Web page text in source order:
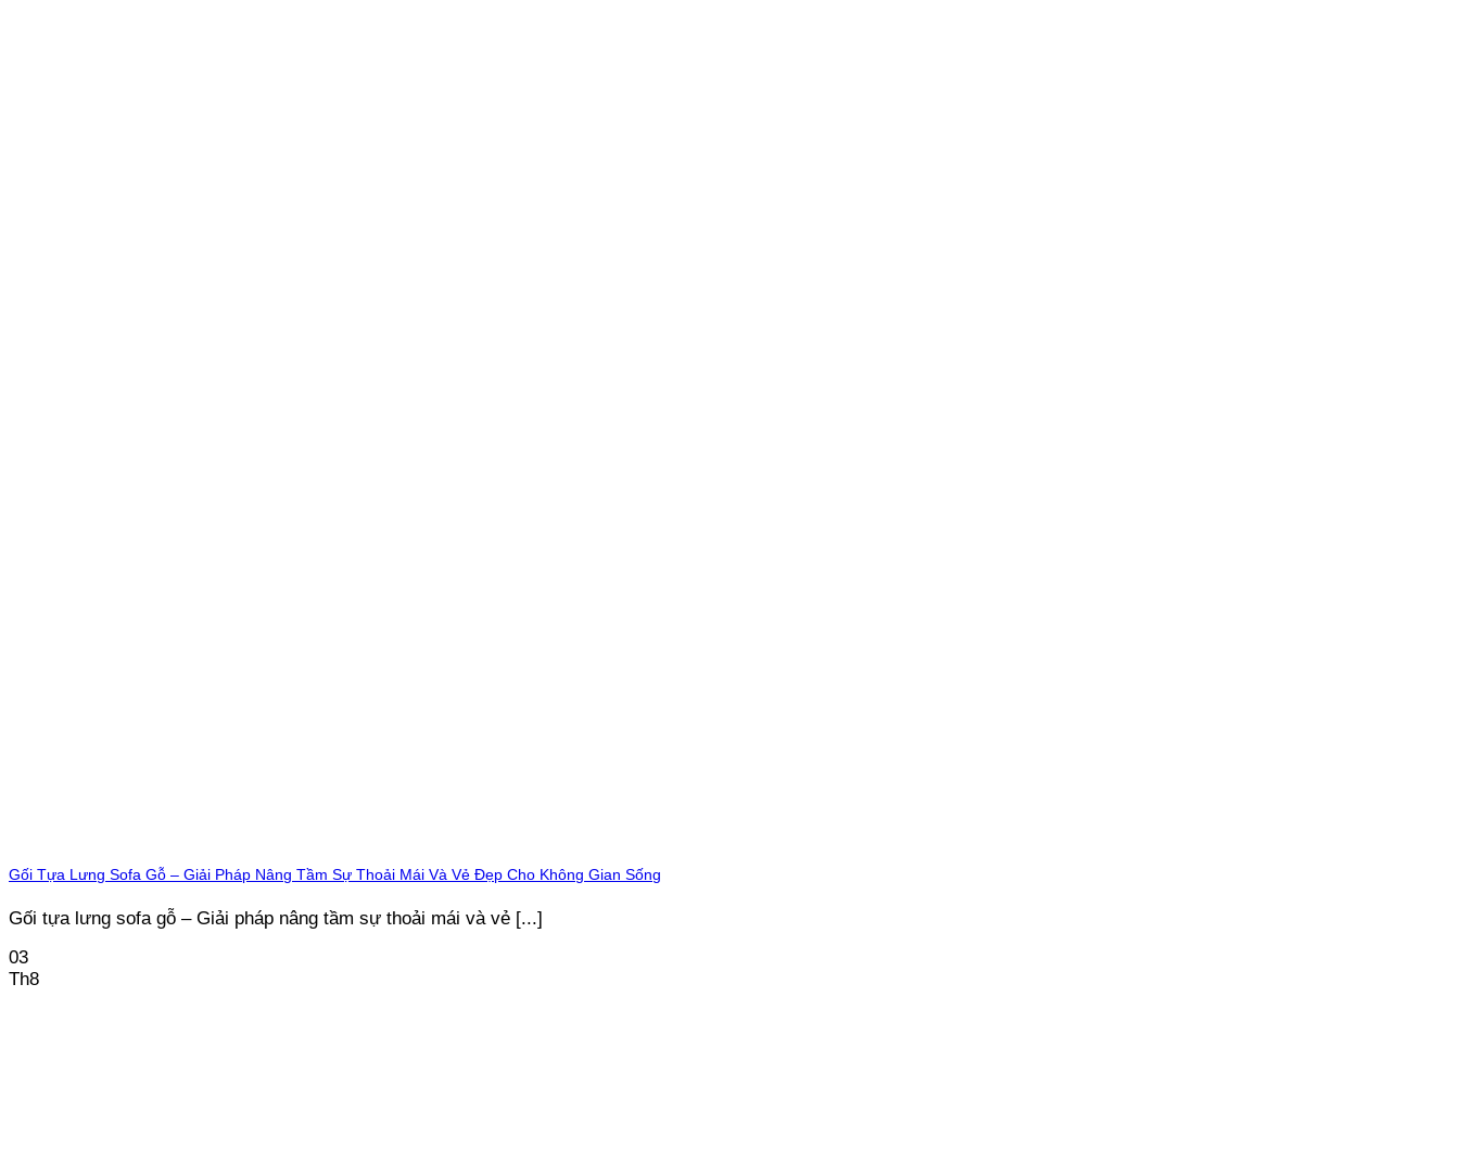
Gối Tựa Lưng Sofa Gỗ – Giải Pháp Nâng Tầm Sự Thoải Mái Và Vẻ Đẹp Cho Không Gian Sống
Gối tựa lưng sofa gỗ – Giải pháp nâng tầm sự thoải mái và vẻ [...]
03
Th8